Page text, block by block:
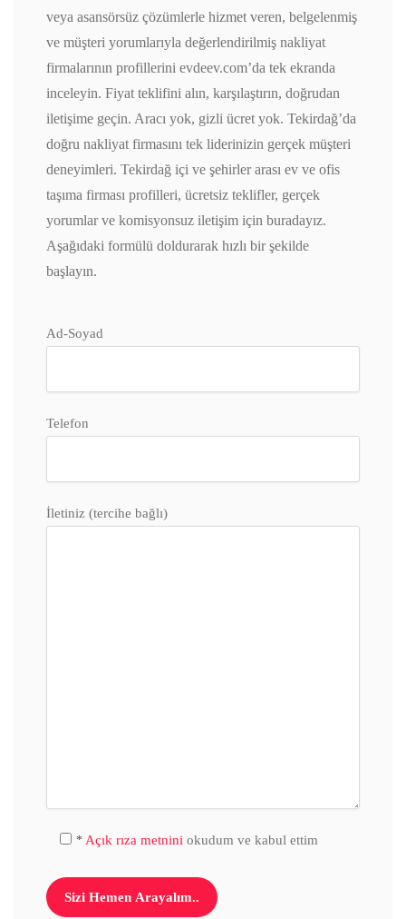
veya asansörsüz çözümlerle hizmet veren, belgelenmiş
ve müşteri yorumlarıyla değerlendirilmiş nakliyat
firmalarının profillerini evdeev.com’da tek ekranda
inceleyin. Fiyat teklifini alın, karşılaştırın, doğrudan
iletişime geçin. Aracı yok, gizli ücret yok. Tekirdağ’da
doğru nakliyat firmasını tek liderinizin gerçek müşteri
deneyimleri. Tekirdağ içi ve şehirler arası ev ve ofis
taşıma firması profilleri, ücretsiz teklifler, gerçek
yorumlar ve komisyonsuz iletişim için buradayız.
Aşağıdaki formülü doldurarak hızlı bir şekilde
başlayın.
Ad-Soyad
Telefon
İletiniz (tercihe bağlı)
* Açık rıza metnini okudum ve kabul ettim